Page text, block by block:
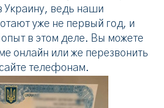
Украину, ведь наши
уже не первый год, и
в этом деле. Вы можете
онлайн или же перезвонить
телефонам.